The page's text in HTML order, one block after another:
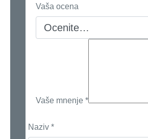
Vaša ocena
Vaše mnenje *
Naziv *